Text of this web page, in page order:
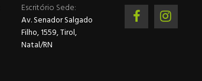
Escritório Sede:
Av. Senador Salgado
Filho, 1559, Tirol,
Natal/RN